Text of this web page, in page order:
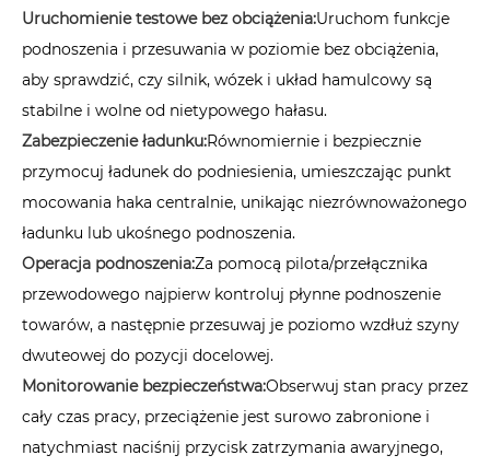
Uruchomienie testowe bez obciążenia:Uruchom funkcje
podnoszenia i przesuwania w poziomie bez obciążenia,
aby sprawdzić, czy silnik, wózek i układ hamulcowy są
stabilne i wolne od nietypowego hałasu.
Zabezpieczenie ładunku:Równomiernie i bezpiecznie
przymocuj ładunek do podniesienia, umieszczając punkt
mocowania haka centralnie, unikając niezrównoważonego
ładunku lub ukośnego podnoszenia.
Operacja podnoszenia:Za pomocą pilota/przełącznika
przewodowego najpierw kontroluj płynne podnoszenie
towarów, a następnie przesuwaj je poziomo wzdłuż szyny
dwuteowej do pozycji docelowej.
Monitorowanie bezpieczeństwa:Obserwuj stan pracy przez
cały czas pracy, przeciążenie jest surowo zabronione i
natychmiast naciśnij przycisk zatrzymania awaryjnego,